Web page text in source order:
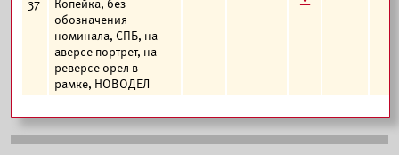
37
Копейка, без
обозначения
номинала, СПБ, на
аверсе портрет, на
реверсе орел в
рамке, НОВОДЕЛ